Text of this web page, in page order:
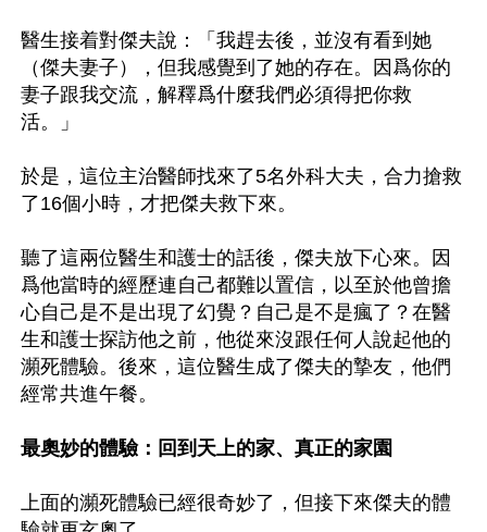
醫生接着對傑夫說：「我趕去後，並沒有看到她
（傑夫妻子），但我感覺到了她的存在。因爲你的
妻子跟我交流，解釋爲什麼我們必須得把你救
活。」
於是，這位主治醫師找來了5名外科大夫，合力搶救
了16個小時，才把傑夫救下來。
聽了這兩位醫生和護士的話後，傑夫放下心來。因
爲他當時的經歷連自己都難以置信，以至於他曾擔
心自己是不是出現了幻覺？自己是不是瘋了？在醫
生和護士探訪他之前，他從來沒跟任何人說起他的
瀕死體驗。後來，這位醫生成了傑夫的摯友，他們
經常共進午餐。
最奧妙的體驗：回到天上的家、真正的家園
上面的瀕死體驗已經很奇妙了，但接下來傑夫的體